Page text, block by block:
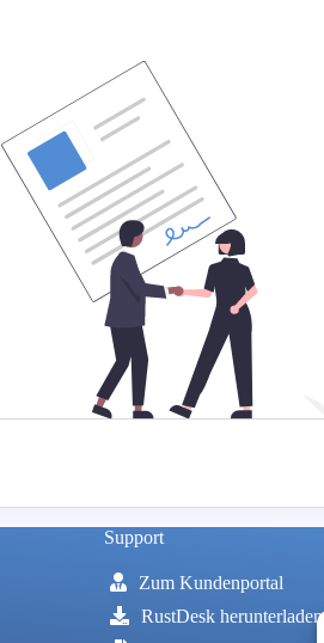
Support
Zum Kundenportal
RustDesk herunterladen